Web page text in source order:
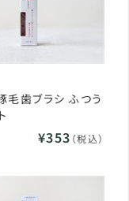
毛歯ブラシ ふつう
¥353 （税込）